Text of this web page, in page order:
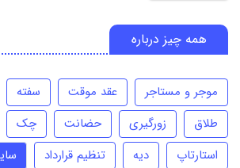
همه چیز درباره
موجر و مستاجر عقد موقت سفته
طلاق
زورگیری حضانت چک
استارتاپ
دیه تنظیم قرارداد